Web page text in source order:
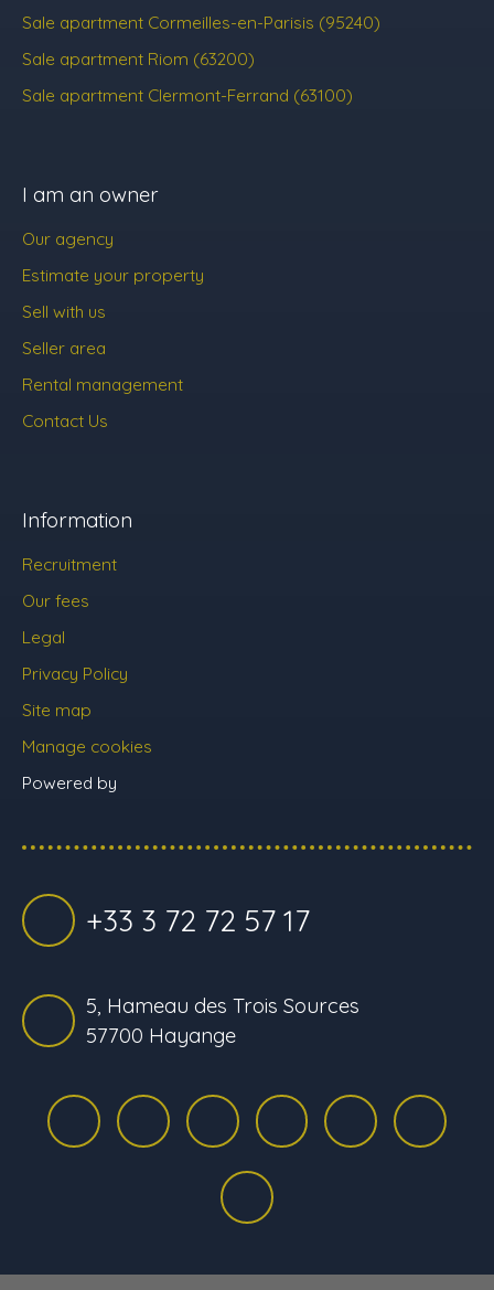
Sale apartment Cormeilles-en-Parisis (95240)
Sale apartment Riom (63200)
Sale apartment Clermont-Ferrand (63100)
I am an owner
Our agency
Estimate your property
Sell with us
Seller area
Rental management
Contact Us
Information
Recruitment
Our fees
Legal
Privacy Policy
Site map
Manage cookies
Powered by
+33 3 72 72 57 17
5, Hameau des Trois Sources
57700 Hayange